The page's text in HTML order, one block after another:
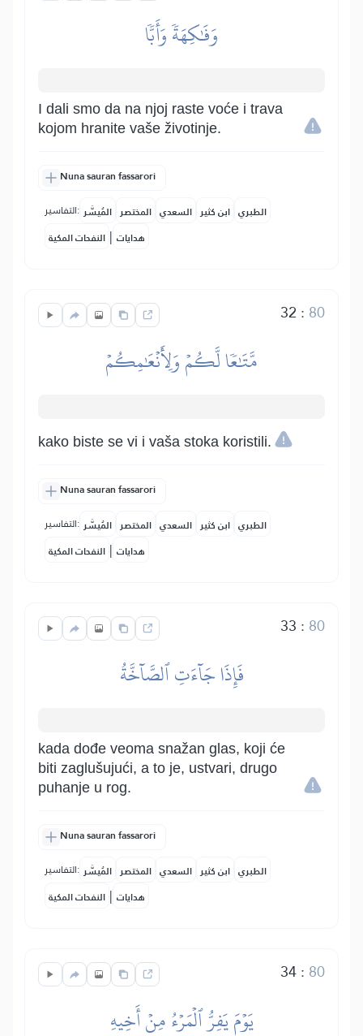
وَفَٰكِهَةٗ وَأَبّٗا
I dali smo da na njoj raste voće i trava
kojom hranite vaše životinje.
Nuna sauran fassarori
التفاسير: المُيسَّر المختصر السعدي ابن كثير الطبري
النفحات المكية | هدايات
32 : 80
مَّتَٰعٗا لَّكُمۡ وَلِأَنۡعَٰمِكُمۡ
kako biste se vi i vaša stoka koristili.
Nuna sauran fassarori
التفاسير: المُيسَّر المختصر السعدي ابن كثير الطبري
النفحات المكية | هدايات
33 : 80
فَإِذَا جَآءَتِ ٱلصَّآخَّةُ
kada dođe veoma snažan glas, koji će
biti zaglušujući, a to je, ustvari, drugo
puhanje u rog.
Nuna sauran fassarori
التفاسير: المُيسَّر المختصر السعدي ابن كثير الطبري
النفحات المكية | هدايات
34: 80
يَوۡمَ يَفِرُّ ٱلۡمَرۡءُ مِنۡ أَخِيهِ